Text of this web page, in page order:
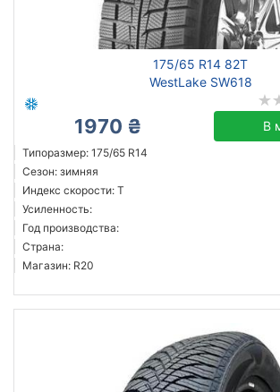
175/65 R14 82T
WestLake SW618
1970 ₴ В
Типоразмер: 175/65 R14
Сезон: зимняя
Индекс скорости: T
Усиленность:
Год производства:
Страна:
Магазин: R20